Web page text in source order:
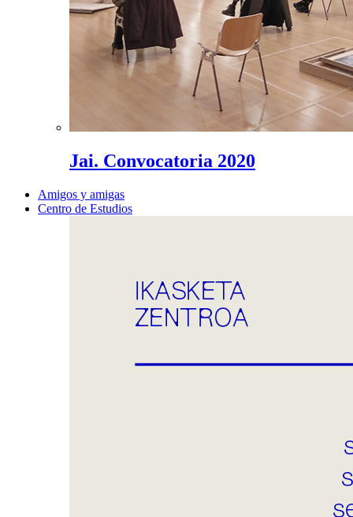
Jai. Convocatoria 2020
Amigos y amigas
Centro de Estudios